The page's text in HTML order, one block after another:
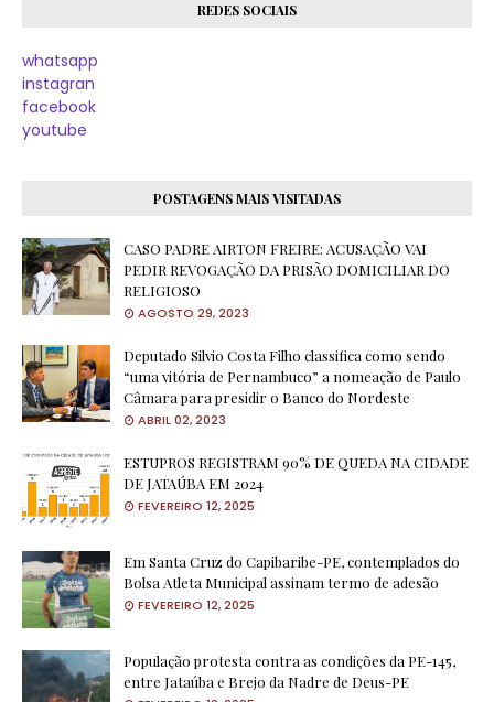
REDES SOCIAIS
whatsapp
instagran
facebook
youtube
POSTAGENS MAIS VISITADAS
CASO PADRE AIRTON FREIRE: ACUSAÇÃO VAI
PEDIR REVOGAÇÃO DA PRISÃO DOMICILIAR DO
RELIGIOSO
AGOSTO 29, 2023
Deputado Silvio Costa Filho classifica como sendo
“uma vitória de Pernambuco” a nomeação de Paulo
Câmara para presidir o Banco do Nordeste
ABRIL 02, 2023
ESTUPROS REGISTRAM 90% DE QUEDA NA CIDADE
DE JATAÚBA EM 2024
FEVEREIRO 12, 2025
Em Santa Cruz do Capibaribe-PE, contemplados do
Bolsa Atleta Municipal assinam termo de adesão
FEVEREIRO 12, 2025
População protesta contra as condições da PE-145,
entre Jataúba e Brejo da Nadre de Deus-PE